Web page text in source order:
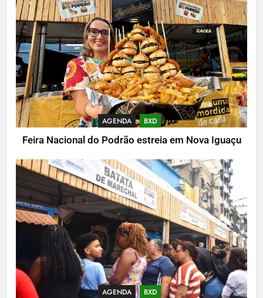
AGENDA BXD
Feira Nacional do Podrão estreia em Nova Iguaçu
AGENDA BXD